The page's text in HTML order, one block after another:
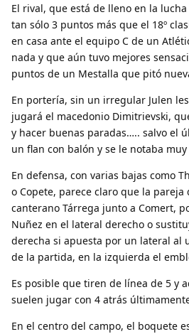
El rival, que está de lleno en la
tan sólo 3 puntos más que el 18º
en casa ante el equipo C de un
nada y que aún tuvo mejores
puntos de un Mestalla que pitó
En portería, sin un irregular Julen
jugará el macedonio Dimitrievski,
y hacer buenas paradas….. salvo el
un flan con balón y se le notaba
En defensa, con varias bajas como
o Copete, parece claro que la pareja
canterano Tárrega junto a Comert,
Nuñez en el lateral derecho o
derecha si apuesta por un lateral al
de la partida, en la izquierda el
Es posible que tiren de línea de 5 y
suelen jugar con 4 atrás
En el centro del campo, el boquete